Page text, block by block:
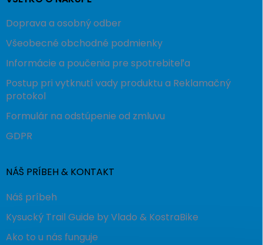
Doprava a osobný odber
Všeobecné obchodné podmienky
Informácie a poučenia pre spotrebiteľa
Postup pri vytknutí vady produktu a Reklamačný
protokol
Formulár na odstúpenie od zmluvu
GDPR
NÁŠ PRÍBEH & KONTAKT
Náš príbeh
Kysucký Trail Guide by Vlado & KostraBike
Ako to u nás funguje